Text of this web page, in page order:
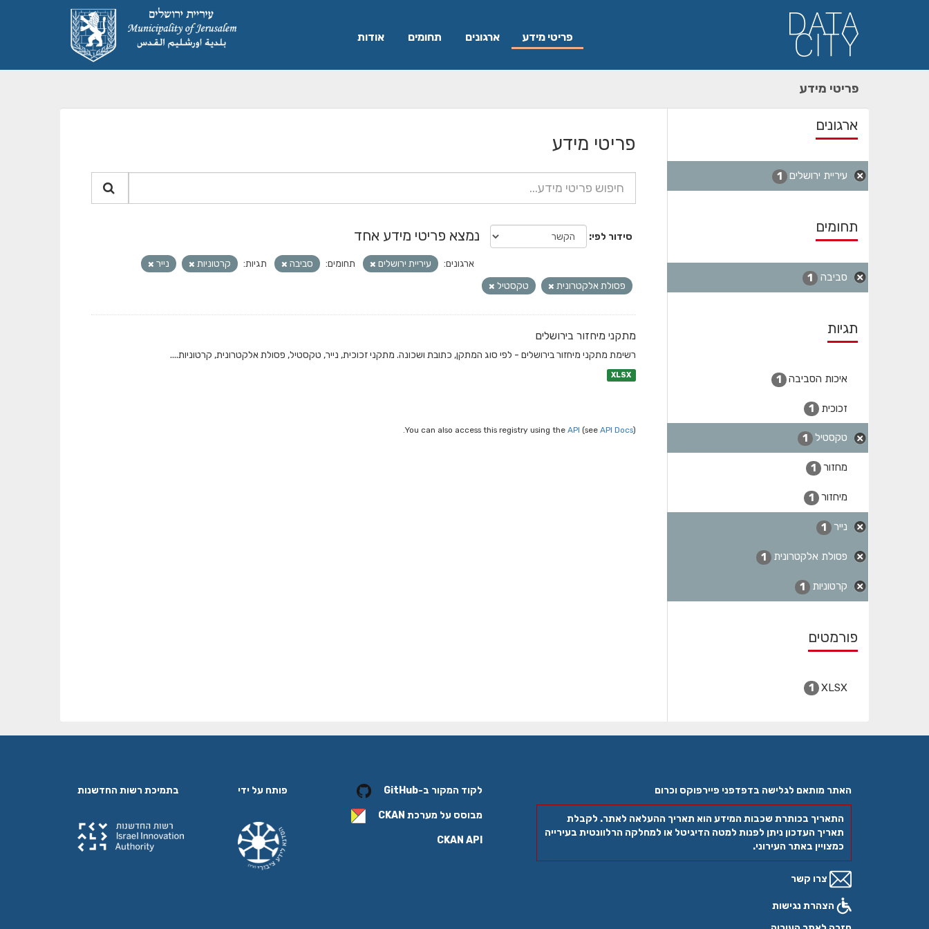
פריטי מידע ארגונים תחומים אודות
פריטי מידע
ארגונים
עיריית ירושלים 1
תחומים
סביבה 1
תגיות
איכות הסביבה 1
זכוכית 1
טקסטיל 1
מחזור 1
מיחזור 1
נייר 1
פסולת אלקטרונית 1
קרטוניות 1
פורמטים
XLSX
1
פריטי מידע
סידור לפי נמצא פריטי מידע אחד
ארגונים: עיריית ירושלים תחומים: סביבה תגיות: קרטוניות
נייר
פסולת אלקטרונית
טקסטיל
מתקני מיחזור בירושלים
רשימת מתקני מיחזור בירושלים - לפי סוג המתקן, כתובת ושכונה. מתקני זכוכית, נייר, טקסטיל, פסולת אלקטרונית, קרטוניות....
XLSX
You can also access this registry using the API (see API Docs).
האתר מותאם לגלישה בדפדפני פיירפוקס וכרום
התאריך בכותרת שכבות המידע הוא תאריך ההעלאה לאתר. לקבלת
תאריך העדכון ניתן לפנות למטה הדיגיטל או למחלקה הרלוונטית בעירייה
כמצויין באתר העירוני.
צרו קשר
הצהרת נגישות
לקוד המקור ב-GitHub
מבוסס על מערכת CKAN
CKAN API
פותח על ידי בתמיכת רשות החדשנות